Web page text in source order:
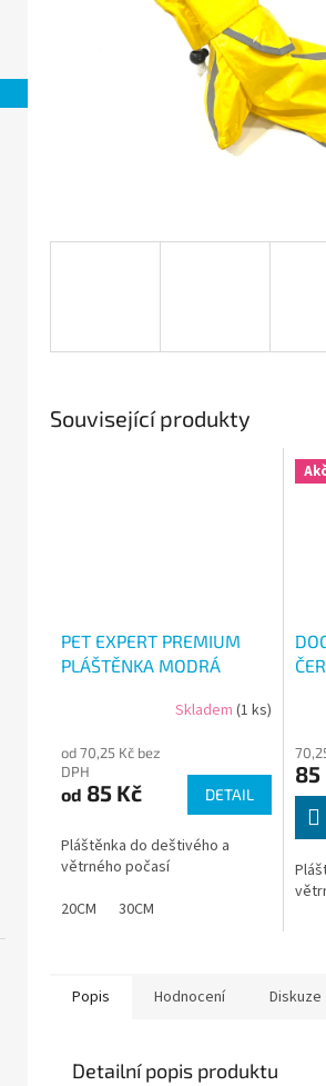
Související produkty
PET EXPERT PREMIUM
PLÁŠTĚNKA MODRÁ
Skladem (1 ks)
od 70,25 Kč bez
DPH
od 85 Kč DETAIL
Pláštěnka do deštivého a
větrného počasí
20CM
30CM
85
Popis Hodnocení Diskuze
Detailní popis produktu